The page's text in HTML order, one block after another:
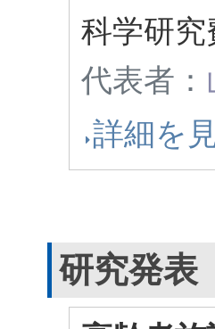
科学研
代表者：
詳細を
研究発表